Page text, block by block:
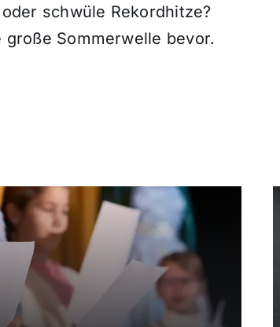
schwüle Rekordhitze?
Sommerwelle bevor.